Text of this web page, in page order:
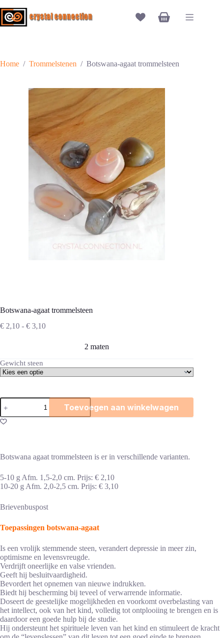
naar
de
Winkelwagen
Home / Trommelstenen / Botswana-agaat trommelsteen
Botswana-agaat trommelsteen
€ 2,10 - € 3,10Prijsklasse:
2 maten
Gewicht steen
Botswana-
agaat
trommelsteen
aantal
Toevoegen aan winkelwagen
Botswana agaat trommelsteen is er in verschillende varianten.
5-10 g Afm. 1,5-2,0 cm. Prijs: € 2,10
10-20 g Afm. 2,0-2,5 cm. Prijs: € 3,10
Brievenbuspost
Toepassingen botswana-agaat
Is een vrolijk stemmende steen, verandert depressie in meer zin,
optimisme en levensvreugde.
Verdrijft oneerlijke en valse vrienden.
Geeft hij besluitvaardigheid.
Bevordert het opnemen van nieuwe indrukken.
Biedt hij bescherming bij teveel of verwarrende informatie.
Doseert de geestelijke mogelijkheden en voorkomt overbelasting van
het intellect, ook van het kind, volledig tot ontplooiing te brengen en is
daardoor een goede hulp bij de studie.
Hij ondersteunt het spirituele leven van het kind en stimuleert de kracht